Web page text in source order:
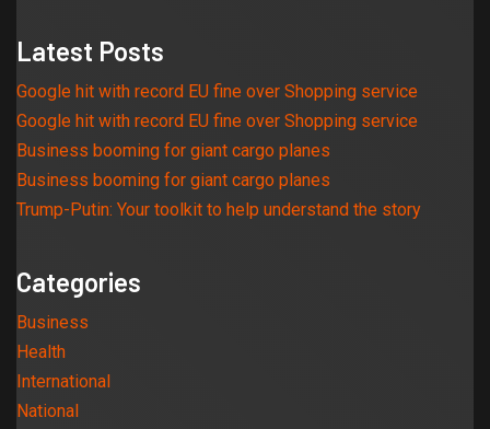
Latest Posts
Google hit with record EU fine over Shopping service
Google hit with record EU fine over Shopping service
Business booming for giant cargo planes
Business booming for giant cargo planes
Trump-Putin: Your toolkit to help understand the story
Categories
Business
Health
International
National